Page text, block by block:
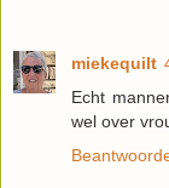
miekequilt
Echt
wel over